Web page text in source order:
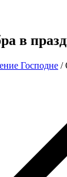
в
Господне /